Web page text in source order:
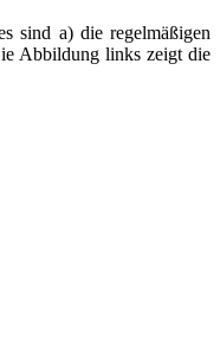
sind a) die regelmäßigen
Abbildung links zeigt die